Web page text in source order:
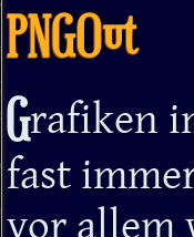
PNGOut
Grafiken
fast
vor allem